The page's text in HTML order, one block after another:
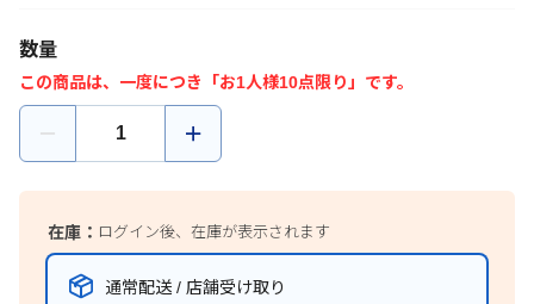
数量
この商品は、一度につき「お1人様10点限り」です。
在庫： ログイン後、在庫が表示されます
通常配送 / 店舗受け取り